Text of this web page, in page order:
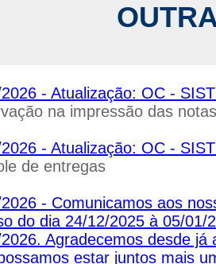
- Atualização: OC -
na impressão das notas
- Atualização: OC -
de entregas
- Comunicamos aos
do dia 24/12/2025 à 05/01/
Agradecemos desde
estar juntos mais